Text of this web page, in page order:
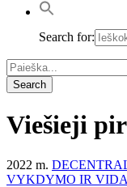
Search for:
Viešieji
2022 m.
VYKDYMO IR